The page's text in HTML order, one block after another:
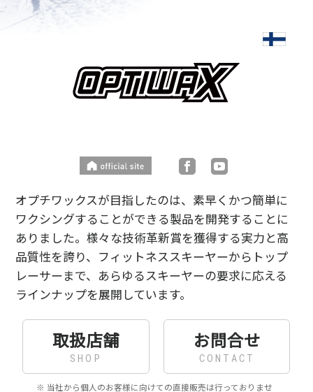
オプチワックスが目指したのは、素早くかつ簡単に
ワクシングすることができる製品を開発することに
ありました。様々な技術革新賞を獲得する実力と高
品質性を誇り、フィットネススキーヤーからトップ
レーサーまで、あらゆるスキーヤーの要求に応える
ラインナップを展開しています。
取扱店舗
SHOP
お問合せ
CONTACT
※ 当社から個人のお客様に向けての直接販売は行っておりませ